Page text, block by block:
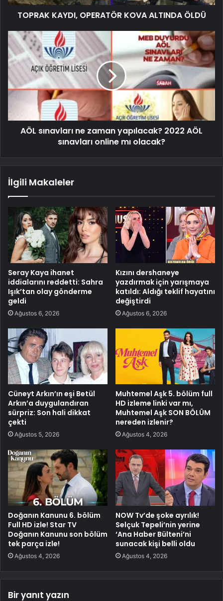
TOPRAK KAYDI, OPERATÖR KOVA ALTINDA ÖLDÜ
AÖL sınavları ne zaman yapılacak? 2022 AÖL
sınavları online mı olacak?
İlgili Makaleler
Seray Kaya ihanet
iddialarını reddetti: Sahra
Işık’tan olay gönderme
geldi
Ağustos 6, 2026
Kızını dershaneye
yazdırmak için yarışmaya
katıldı: Aldığı teklif hayatını
değiştirdi
Ağustos 6, 2026
Cüneyt Arkın’ın eşi Betül
Arkın’a duygulandıran
sürpriz: Son hali dikkat
çekti
Ağustos 5, 2026
Muhtemel Aşk 5. bölüm full
HD izleme linki var mı,
Muhtemel Aşk SON BÖLÜM
nereden izlenir?
Ağustos 4, 2026
Doğanın Kanunu 6. bölüm
Full HD izle! Star TV
Doğanın Kanunu son bölüm
tek parça izle!
Ağustos 4, 2026
NOW Tv’de şoke ayrılık!
Selçuk Tepeli’nin yerine
‘Ana Haber Bülteni’ni
sunacak kişi belli oldu
Ağustos 4, 2026
Bir yanıt yazın